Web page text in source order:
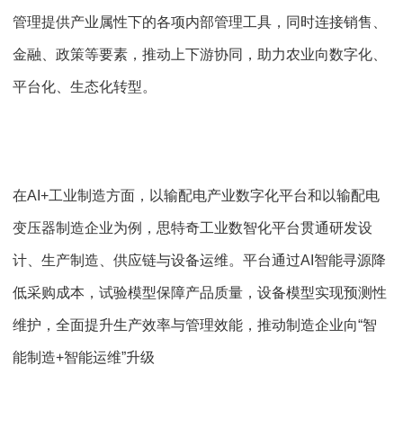
管理提供产业属性下的各项内部管理工具，同时连接销售、
金融、政策等要素，推动上下游协同，助力农业向数字化、
平台化、生态化转型。
在AI+工业制造方面，以输配电产业数字化平台和以输配电
变压器制造企业为例，思特奇工业数智化平台贯通研发设
计、生产制造、供应链与设备运维。平台通过AI智能寻源降
低采购成本，试验模型保障产品质量，设备模型实现预测性
维护，全面提升生产效率与管理效能，推动制造企业向“智
能制造+智能运维”升级